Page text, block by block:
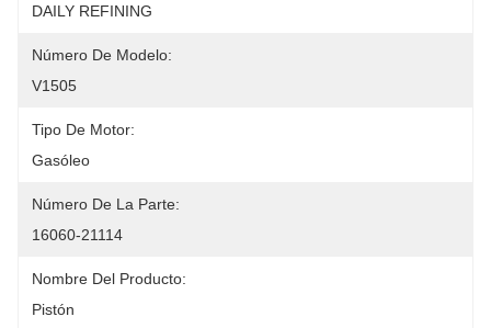
DAILY REFINING
Número De Modelo:
V1505
Tipo De Motor:
Gasóleo
Número De La Parte:
16060-21114
Nombre Del Producto:
Pistón